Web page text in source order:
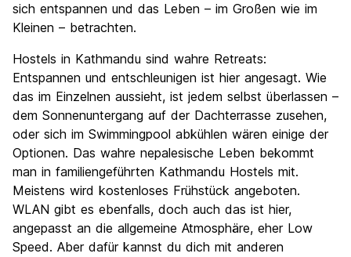
sich entspannen und das Leben – im Großen wie im
Kleinen – betrachten.
Hostels in Kathmandu sind wahre Retreats:
Entspannen und entschleunigen ist hier angesagt. Wie
das im Einzelnen aussieht, ist jedem selbst überlassen –
dem Sonnenuntergang auf der Dachterrasse zusehen,
oder sich im Swimmingpool abkühlen wären einige der
Optionen. Das wahre nepalesische Leben bekommt
man in familiengeführten Kathmandu Hostels mit.
Meistens wird kostenloses Frühstück angeboten.
WLAN gibt es ebenfalls, doch auch das ist hier,
angepasst an die allgemeine Atmosphäre, eher Low
Speed. Aber dafür kannst du dich mit anderen